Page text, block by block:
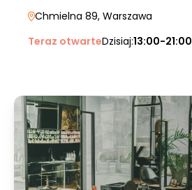
Chmielna 89, Warszawa
Teraz otwarteDzisiaj:13:00-21:00